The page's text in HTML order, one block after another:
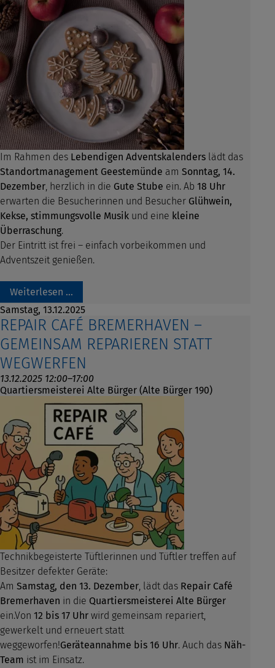
Im Rahmen des Lebendigen Adventskalenders lädt das
Standortmanagement Geestemünde am Sonntag, 14.
Dezember, herzlich in die Gute Stube ein. Ab 18 Uhr
erwarten die Besucherinnen und Besucher Glühwein,
Kekse, stimmungsvolle Musik und eine kleine
Überraschung.
Der Eintritt ist frei – einfach vorbeikommen und
Adventszeit genießen.
Weiterlesen …
Samstag, 13.12.2025
REPAIR CAFÉ BREMERHAVEN –
GEMEINSAM REPARIEREN STATT
WEGWERFEN
13.12.2025 12:00–17:00
Quartiersmeisterei Alte Bürger (Alte Bürger 190)
Technikbegeisterte Tüftlerinnen und Tüftler treffen auf
Besitzer defekter Geräte:
Am Samstag, den 13. Dezember, lädt das Repair Café
Bremerhaven in die Quartiersmeisterei Alte Bürger
ein.Von 12 bis 17 Uhr wird gemeinsam repariert,
gewerkelt und erneuert statt
weggeworfen!Geräteannahme bis 16 Uhr. Auch das Näh-
Team ist im Einsatz.